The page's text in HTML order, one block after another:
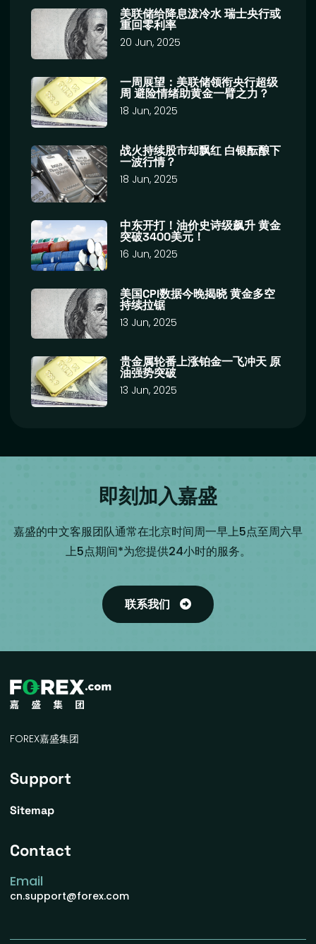
美联储给降息泼冷水 瑞士央行或
重回零利率
20 Jun, 2025
一周展望：美联储领衔央行超级
周 避险情绪助黄金一臂之力？
18 Jun, 2025
战火持续股市却飘红 白银酝酿下
一波行情？
18 Jun, 2025
中东开打！油价史诗级飙升 黄金
突破3400美元！
16 Jun, 2025
美国CPI数据今晚揭晓 黄金多空
持续拉锯
13 Jun, 2025
贵金属轮番上涨铂金一飞冲天 原
油强势突破
13 Jun, 2025
即刻加入嘉盛
嘉盛的中文客服团队通常在北京时间周一早上5点至周六早
上5点期间*为您提供24小时的服务。
联系我们
FOREX嘉盛集团
Support
Sitemap
Contact
Email
cn.support@forex.com